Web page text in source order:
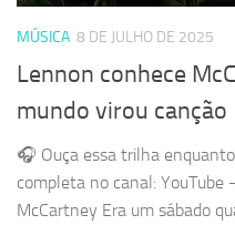
MÚSICA 8 DE JULHO DE 2025
Lennon conhece
mundo virou canção
🎧 Ouça essa trilha
completa no canal: YouTube
McCartney Era um sábado